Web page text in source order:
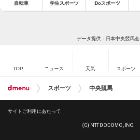
自転車 学生スポーツ Doスポーツ
データ提供：日本中央競馬会
TOP ニュース 天気 スポーツ
スポーツ 中央競馬
サイトご利用にあたって
(C) NTT DOCOMO, INC.